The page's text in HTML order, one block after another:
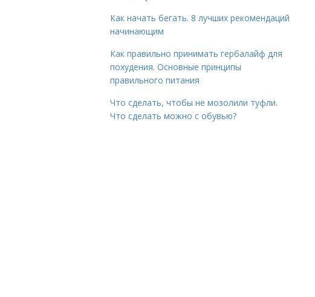
Как начать бегать. 8 лучших рекомендаций
начинающим
Как правильно принимать гербалайф для
похудения. Основные принципы
правильного питания
Что сделать, чтобы не мозолили туфли.
Что сделать можно с обувью?